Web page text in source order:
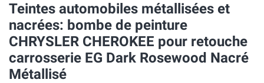
Teintes automobiles métallisées et
nacrées: bombe de peinture
CHRYSLER CHEROKEE pour retouche
carrosserie EG Dark Rosewood Nacré
Métallisé